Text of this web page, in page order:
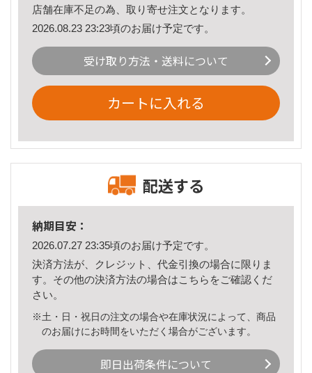
店舗在庫不足の為、取り寄せ注文となります。
2026.08.23 23:23頃のお届け予定です。
受け取り方法・送料について
カートに入れる
配送する
納期目安：
2026.07.27 23:35頃のお届け予定です。
決済方法が、クレジット、代金引換の場合に限りま
す。その他の決済方法の場合はこちら をご確認くだ
さい。
※土・日・祝日の注文の場合や在庫状況によって、商品
のお届けにお時間をいただく場合がございます。
即日出荷条件について